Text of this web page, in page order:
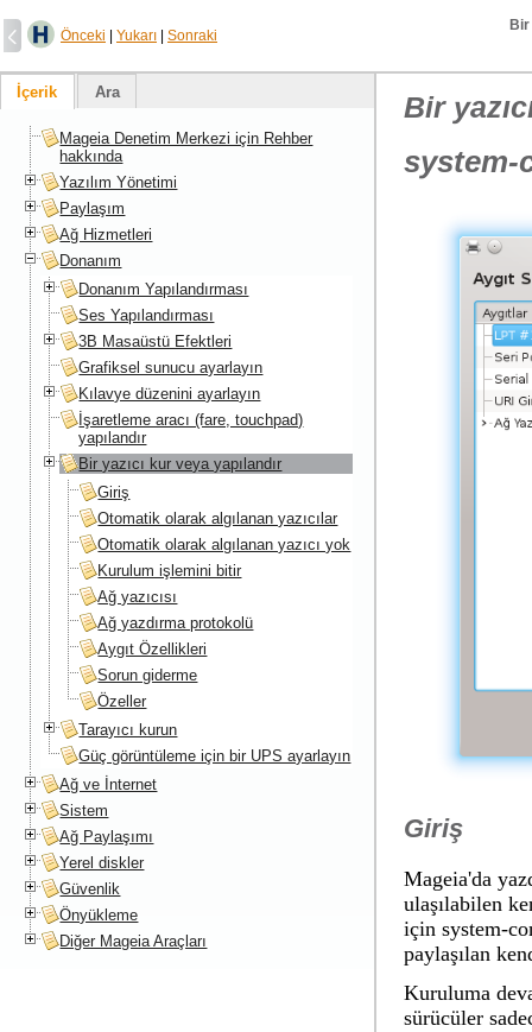
Önceki Yukarı Sonraki
Bir
Bir
system-
Giriş
Mageia'da
ulaşılabilen
için system-
paylaşılan
Kuruluma
sürücüler
İçerik Ara
Mageia Denetim Merkezi için Rehber
hakkında
Yazılım Yönetimi
Paylaşım
Ağ Hizmetleri
Donanım
Donanım Yapılandırması
Ses Yapılandırması
3B Masaüstü Efektleri
Grafiksel sunucu ayarlayın
Kılavye düzenini ayarlayın
İşaretleme aracı (fare, touchpad)
yapılandır
Bir yazıcı kur veya yapılandır
Giriş
Otomatik olarak algılanan yazıcılar
Otomatik olarak algılanan yazıcı yok
Kurulum işlemini bitir
Ağ yazıcısı
Ağ yazdırma protokolü
Aygıt Özellikleri
Sorun giderme
Özeller
Tarayıcı kurun
Güç görüntüleme için bir UPS ayarlayın
Ağ ve İnternet
Sistem
Ağ Paylaşımı
Yerel diskler
Güvenlik
Önyükleme
Diğer Mageia Araçları